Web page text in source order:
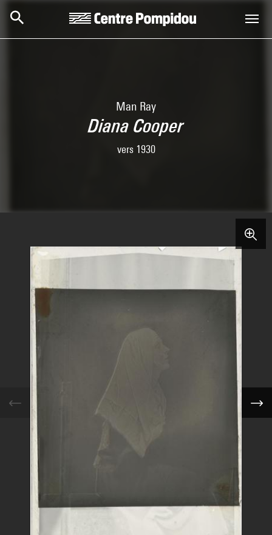
Man Ray
Diana Cooper
vers 1930